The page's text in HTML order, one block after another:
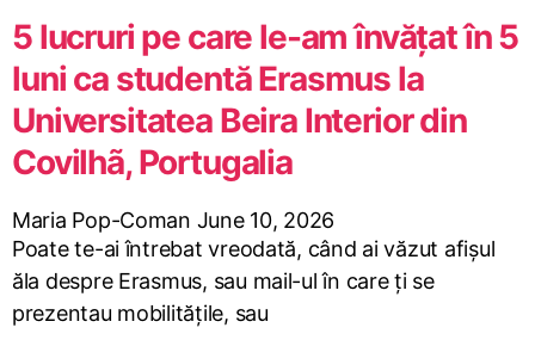
5 lucruri pe care le-am învățat în 5
luni ca studentă Erasmus la
Universitatea Beira Interior din
Covilhã, Portugalia
Maria Pop-Coman June 10, 2026
Poate te-ai întrebat vreodată, când ai văzut afișul
ăla despre Erasmus, sau mail-ul în care ți se
prezentau mobilitățile, sau